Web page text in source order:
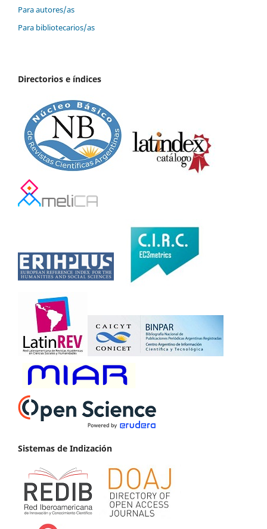
Para autores/as
Para bibliotecarios/as
Directorios e índices
Sistemas de Indización